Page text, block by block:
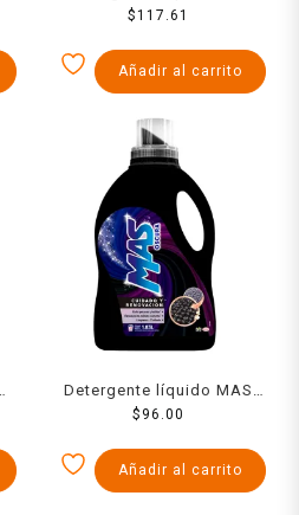
Limpieza completa 1 para
$117.61
Añadir al carrito
Detergente líquido MAS
oscura 1.83 l
$ 96.00
Añadir al carrito